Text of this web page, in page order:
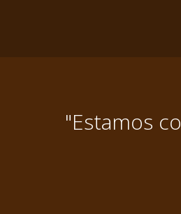
"Estamos